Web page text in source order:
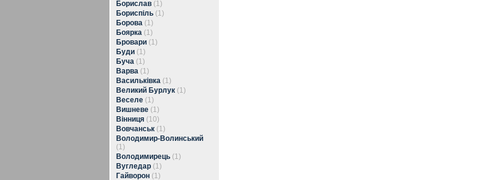
Борислав (1)
Бориспіль (1)
Борова (1)
Боярка (1)
Бровари (1)
Буди (1)
Буча (1)
Варва (1)
Васильківка (1)
Великий Бурлук (1)
Веселе (1)
Вишневе (1)
Вінниця (10)
Вовчанськ (1)
Володимир-Волинський
(1)
Володимирець (1)
Вугледар (1)
Гайворон (1)